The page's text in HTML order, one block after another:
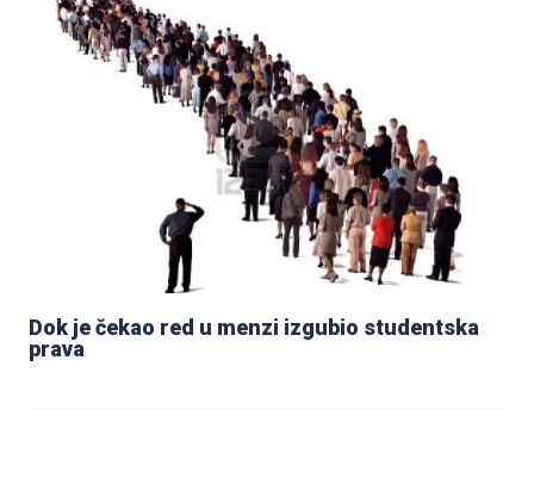
Dok je čekao red u menzi izgubio studentska
prava